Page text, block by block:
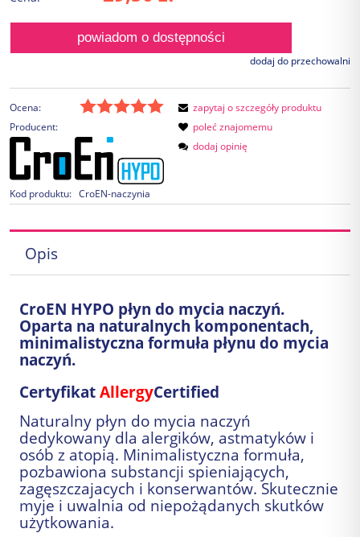
powiadom o dostępności
dodaj do przechowalni
Ocena:
Producent:
Kod produktu: CroEN-naczynia
zapytaj o szczegóły produktu
poleć znajomemu
dodaj opinię
Opis
CroEN HYPO płyn do mycia naczyń.
Oparta na naturalnych komponentach,
minimalistyczna formuła płynu do mycia
naczyń.
Certyfikat AllergyCertified
Naturalny płyn do mycia naczyń
dedykowany dla alergików, astmatyków i
osób z atopią. Minimalistyczna formuła,
pozbawiona substancji spieniających,
zagęszczajacych i konserwantów. Skutecznie
myje i uwalnia od niepożądanych skutków
użytkowania.